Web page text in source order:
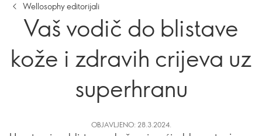
Wellosophy editorijali
Vaš vodič do blistave
kože i zdravih crijeva uz
superhranu
OBJAVLJENO: 28.3.2024.